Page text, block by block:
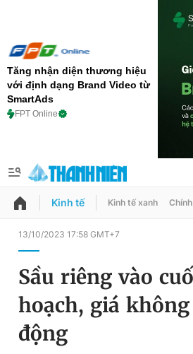
Tăng nhận diện thương hiệu
với định dạng Brand Video từ
SmartAds
FPT Online
QUẢNG CÁO
Chuyên mục
Chuyên mục khác
Đổi mật khẩu
Tin đã lưu
Tin đã xem
Kinh tế Kinh tế xanh
13/10/2023 17:58 GMT+7
Sầu riêng vào
hoạch, giá
động